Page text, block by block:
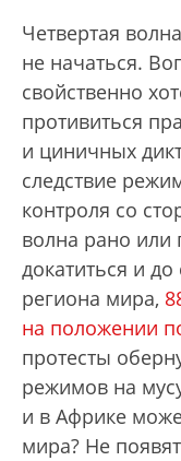
Четвертая
не начаться.
свойственно
противиться
и циничных
следствие
контроля со
волна рано или
докатиться и
региона мира,
на положении
протесты
режимов на
и в Африке
мира? Не